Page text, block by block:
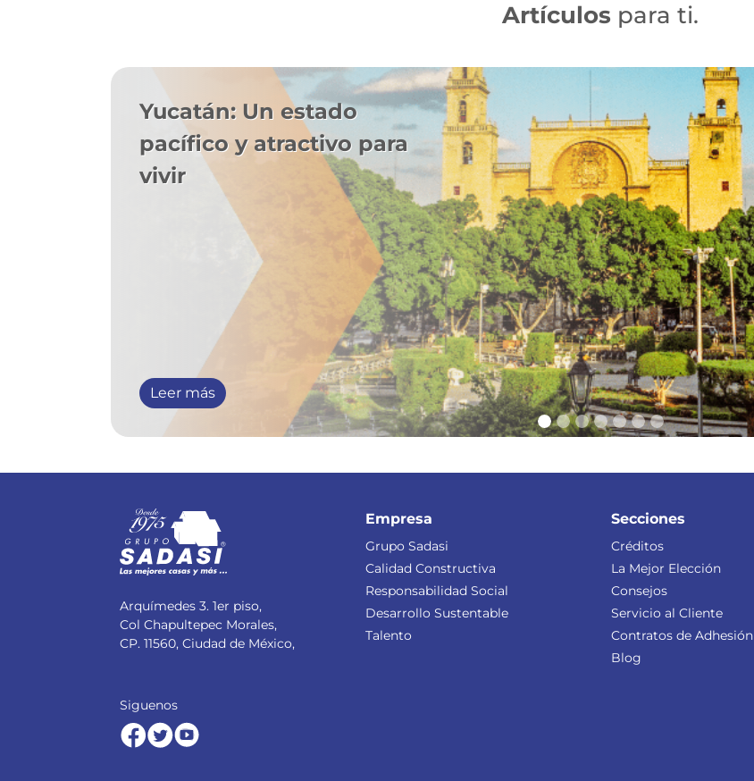
Artículos para ti.
Yucatán: Un estado
pacífico y atractivo para
vivir
Leer más
Arquímedes 3. 1er piso,
Col Chapultepec Morales,
CP. 11560, Ciudad de México,
Siguenos
Empresa
Grupo Sadasi
Calidad Constructiva
Responsabilidad Social
Desarrollo Sustentable
Talento
Secciones
Créditos
La Mejor Elección
Consejos
Servicio al Cliente
Contratos de Adhesión
Blog